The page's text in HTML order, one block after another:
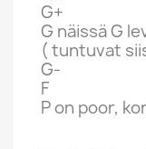
G+
G näissä G
( tuntuvat
G-
F
P on poor,